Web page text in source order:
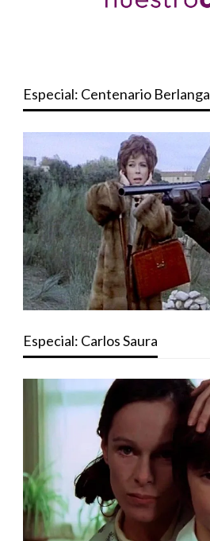
Especial: Centenario Berlanga
Especial: Carlos Saura